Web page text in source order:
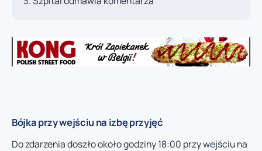
Bójka przy wejściu na izbę przyjęć
Do zdarzenia doszło około godziny 18:00 przy wejściu na